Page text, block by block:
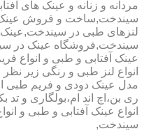
مردانه و زنانه و عینک های
سیندخت,ساخت و فروش عینک
لنزهای طبی در سیندخت,عینک
سیندخت,فروشگاه عینک در
عینک آفتابی و طبی و انواع
انواع لنز طبی و رنگی زیر نظر
مدل عینک دودی و فریم طبی
ری بن،اچ اند ام،بولگاری و
انواع عینک آفتابی و طبی و
سیندخت,